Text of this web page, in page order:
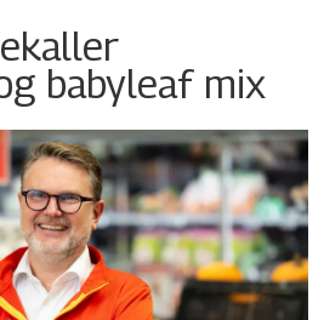
babyleaf mix